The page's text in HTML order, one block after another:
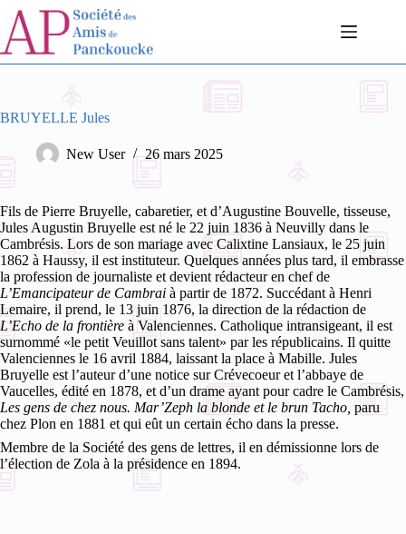
Passer
contenu
BRUYELLE Jules
New User 26 mars 2025
Fils de Pierre Bruyelle, cabaretier, et d’Augustine Bouvelle, tisseuse,
Jules Augustin Bruyelle est né le 22 juin 1836 à Neuvilly dans le
Cambrésis. Lors de son mariage avec Calixtine Lansiaux, le 25 juin
1862 à Haussy, il est instituteur. Quelques années plus tard, il embrasse
la profession de journaliste et devient rédacteur en chef de
L’Emancipateur de Cambrai à partir de 1872. Succédant à Henri
Lemaire, il prend, le 13 juin 1876, la direction de la rédaction de
L’Echo de la frontière à Valenciennes. Catholique intransigeant, il est
surnommé «le petit Veuillot sans talent» par les républicains. Il quitte
Valenciennes le 16 avril 1884, laissant la place à Mabille. Jules
Bruyelle est l’auteur d’une notice sur Crévecoeur et l’abbaye de
Vaucelles, édité en 1878, et d’un drame ayant pour cadre le Cambrésis,
Les gens de chez nous. Mar’Zeph la blonde et le brun Tacho, paru
chez Plon en 1881 et qui eût un certain écho dans la presse.
Membre de la Société des gens de lettres, il en démissionne lors de
l’élection de Zola à la présidence en 1894.